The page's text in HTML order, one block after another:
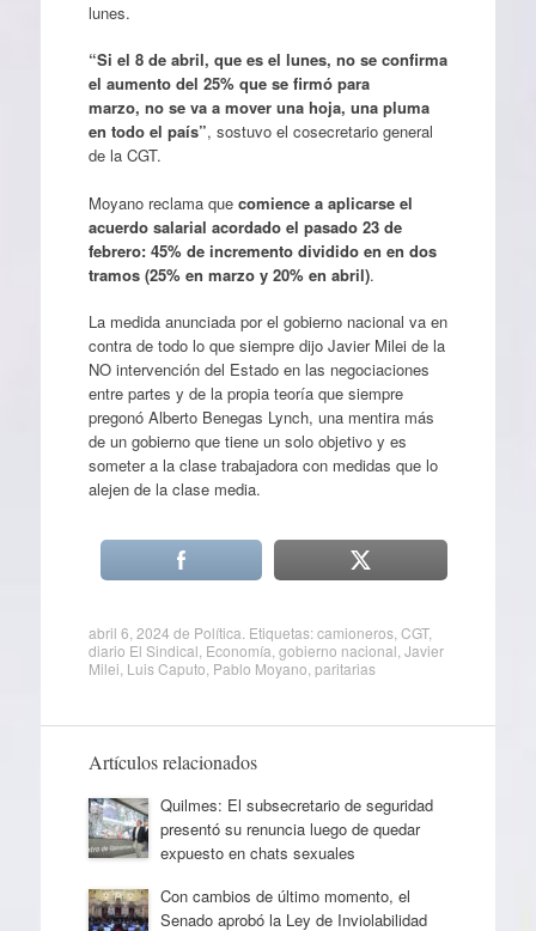
lunes.
“Si el 8 de abril, que es el lunes, no se confirma
el aumento del 25% que se firmó para
marzo, no se va a mover una hoja, una pluma
en todo el país”, sostuvo el cosecretario general
de la CGT.
Moyano reclama que comience a aplicarse el
acuerdo salarial acordado el pasado 23 de
febrero: 45% de incremento dividido en en dos
tramos (25% en marzo y 20% en abril).
La medida anunciada por el gobierno nacional va en
contra de todo lo que siempre dijo Javier Milei de la
NO intervención del Estado en las negociaciones
entre partes y de la propia teoría que siempre
pregonó Alberto Benegas Lynch, una mentira más
de un gobierno que tiene un solo objetivo y es
someter a la clase trabajadora con medidas que lo
alejen de la clase media.
abril 6, 2024 de Política . Etiquetas:camioneros, CGT,
diario El Sindical Economía gobierno nacional Javier
Milei Luis Caputo Pablo Moyano paritarias
Artículos relacionados
Quilmes: El subsecretario de seguridad
presentó su renuncia luego de quedar
expuesto en chats sexuales
Con cambios de último momento, el
Senado aprobó la Ley de Inviolabilidad